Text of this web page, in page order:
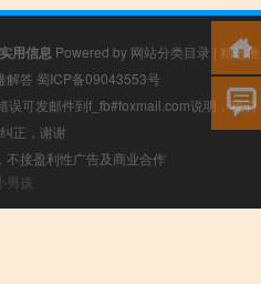
用信息 Powered by 网站分类目录 | 精选推
解答 蜀ICP备09043553号
误可发邮件到f_fb#foxmail.com说明，我们
正，谢谢
接盈利性广告及商业合作
男孩